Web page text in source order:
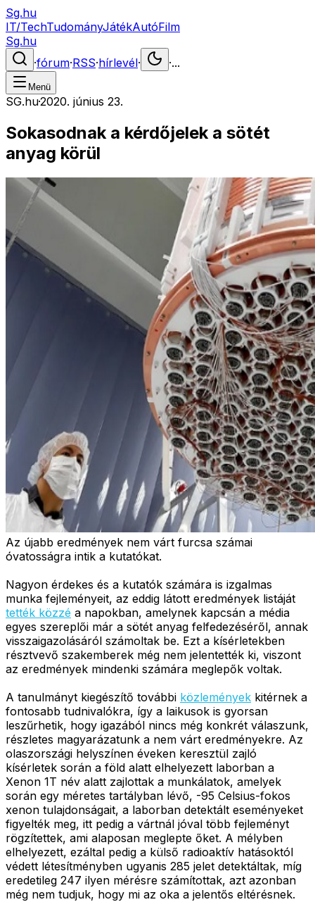
Sg.hu
IT/TechTudományJátékAutóFilm
Sg.hu
·fórum·RSS·hírlevél· ·...
Menü
SG.hu·2020. június 23.
Sokasodnak a kérdőjelek a sötét
anyag körül
Az újabb eredmények nem várt furcsa számai
óvatosságra intik a kutatókat.
Nagyon érdekes és a kutatók számára is izgalmas
munka fejleményeit, az eddig látott eredmények listáját
tették közzé a napokban, amelynek kapcsán a média
egyes szereplői már a sötét anyag felfedezéséről, annak
visszaigazolásáról számoltak be. Ezt a kísérletekben
résztvevő szakemberek még nem jelentették ki, viszont
az eredmények mindenki számára meglepők voltak.
A tanulmányt kiegészítő további közlemények kitérnek a
fontosabb tudnivalókra, így a laikusok is gyorsan
leszűrhetik, hogy igazából nincs még konkrét válaszunk,
részletes magyarázatunk a nem várt eredményekre. Az
olaszországi helyszínen éveken keresztül zajló
kísérletek során a föld alatt elhelyezett laborban a
Xenon 1T név alatt zajlottak a munkálatok, amelyek
során egy méretes tartályban lévő, -95 Celsius-fokos
xenon tulajdonságait, a laborban detektált eseményeket
figyelték meg, itt pedig a vártnál jóval több fejleményt
rögzítettek, ami alaposan meglepte őket. A mélyben
elhelyezett, ezáltal pedig a külső radioaktív hatásoktól
védett létesítményben ugyanis 285 jelet detektáltak, míg
eredetileg 247 ilyen mérésre számítottak, azt azonban
még nem tudjuk, hogy mi az oka a jelentős eltérésnek.